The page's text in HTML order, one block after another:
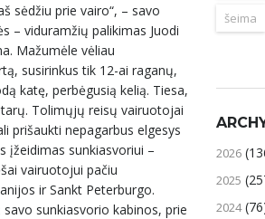
sėdžiu prie vairo“, – savo
– viduramžių palikimas Juodi
Mažumėle vėliau
susirinkus tik 12-ai raganų,
katę, perbėgusią kelią. Tiesa,
Tolimųjų reisų vairuotojai
prišaukti nepagarbus elgesys
įžeidimas sunkiasvoriui –
vairuotojui pačiu
ir Sankt Peterburgo.
sunkiasvorio kabinos, prie
šeima
2026
2025
2024